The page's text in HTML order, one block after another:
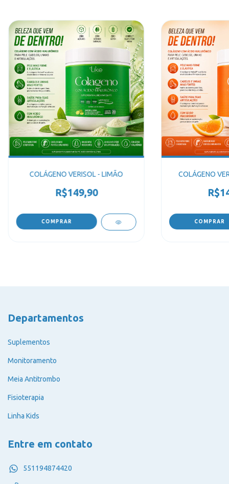
COLÁGENO VERISOL - LIMÃO
R$149,90
COLÁGENO
Departamentos
Suplementos
Monitoramento
Meia Antitrombo
Fisioterapia
Linha Kids
Entre em contato
551194874420